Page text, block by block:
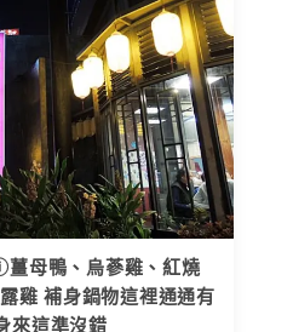
母鴨、烏蔘雞、紅燒
雞 補身鍋物這裡通通有
來這準沒錯